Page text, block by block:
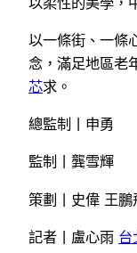
以一條街、一條
念，滿足地區老
芯求。
總監制丨申勇
監制丨龔雪輝
策劃丨史偉 王鵬
記者丨盧心雨 台